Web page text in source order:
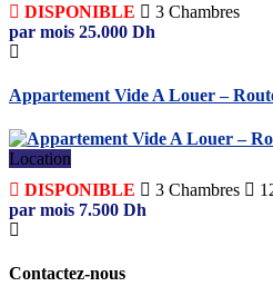
DISPONIBLE
3 Chambres
par mois 25.000 Dh
Appartement Vide A Louer –
Location
DISPONIBLE
3 Chambres
par mois 7.500 Dh
Contactez-nous